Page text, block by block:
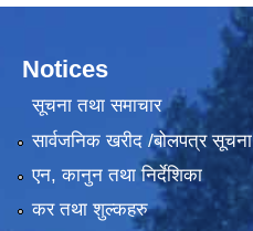
Notices
सूचना तथा समाचार
सार्वजनिक खरीद /बोलपत्र सूचना
एन, कानुन तथा निर्देशिका
कर तथा शुल्कहरु